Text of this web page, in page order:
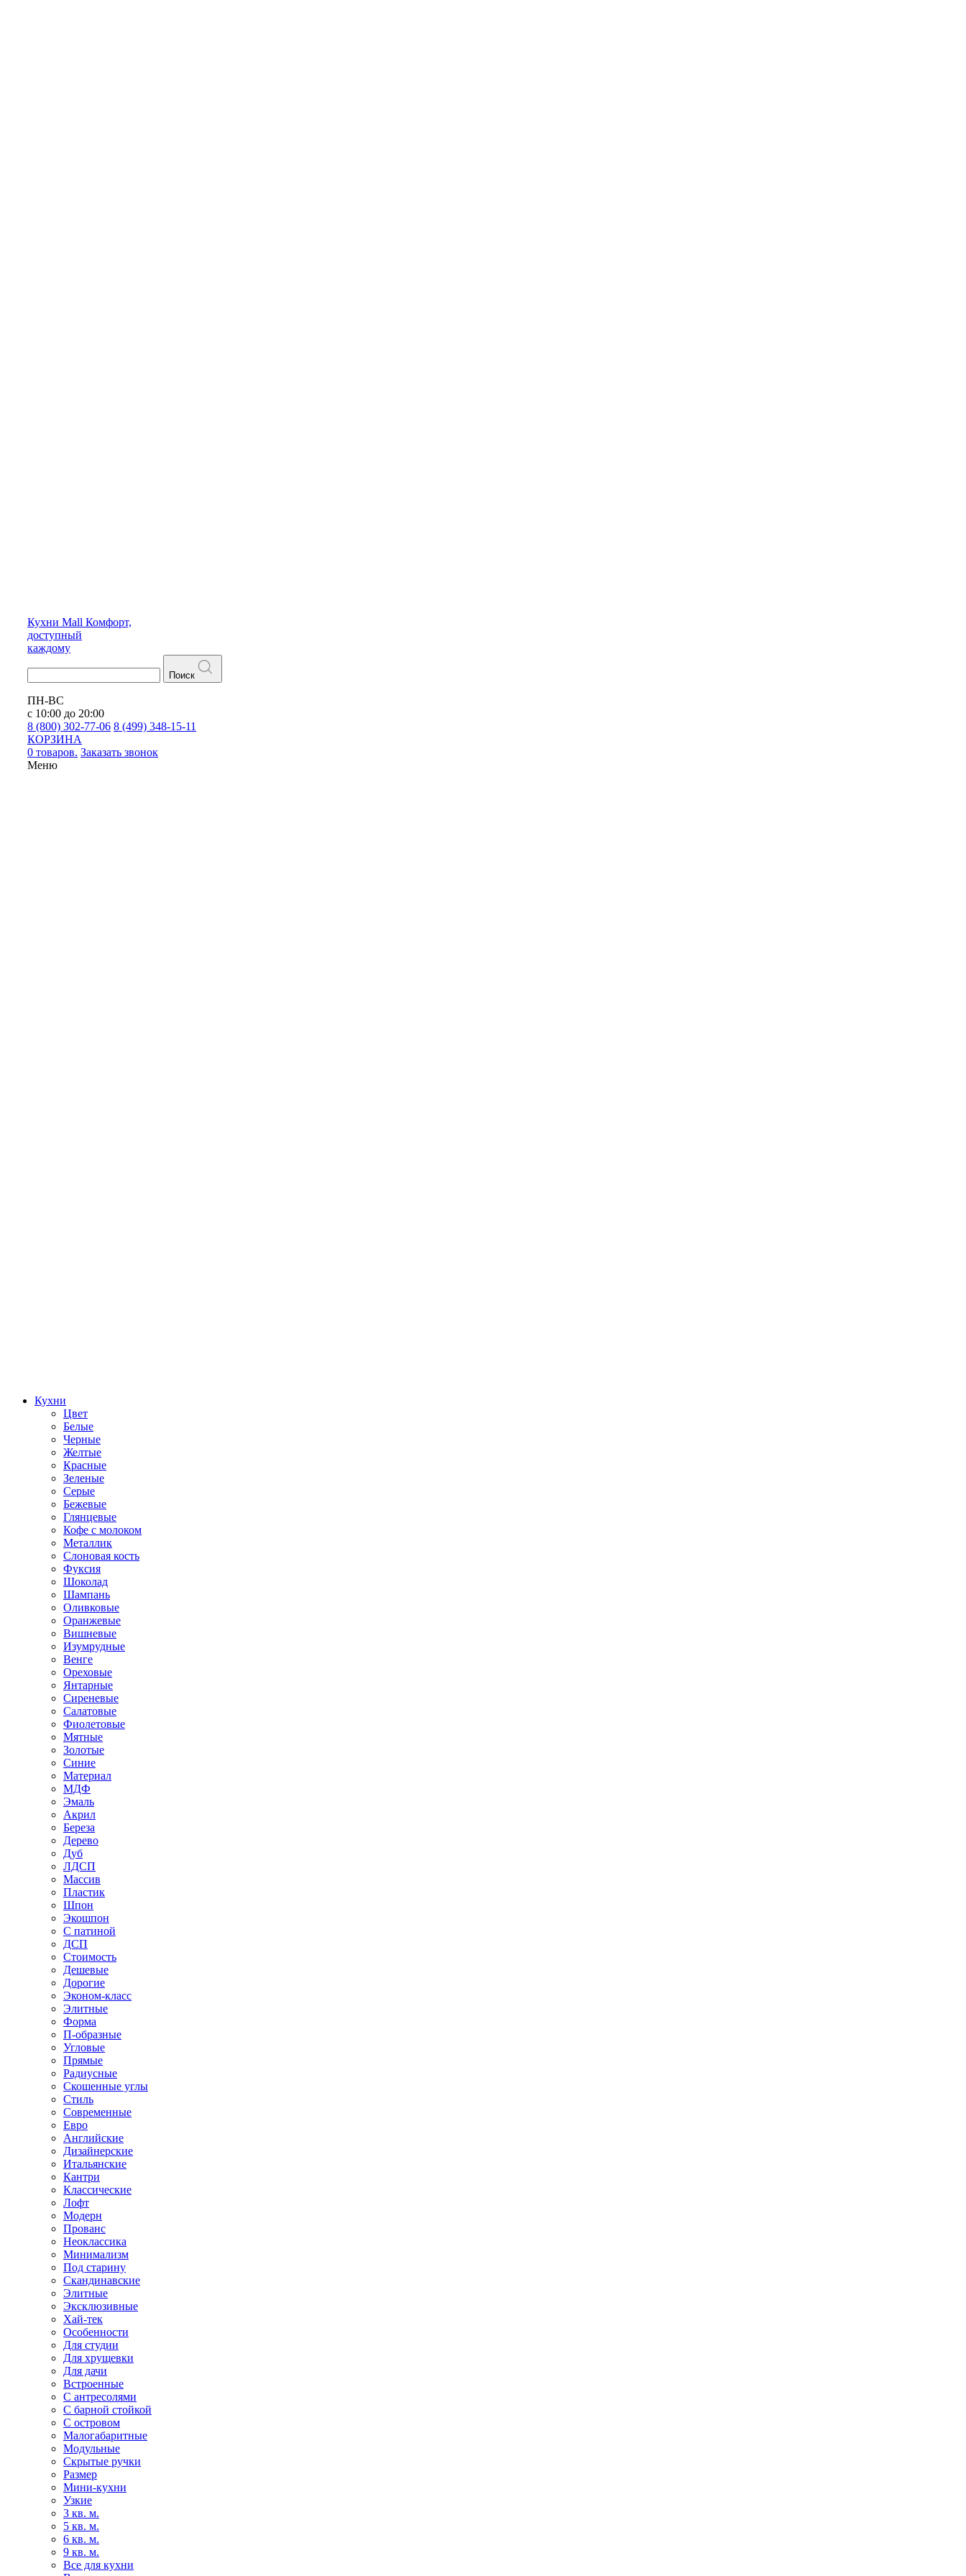
Кухни Mall Комфорт,
доступный
каждому
Поиск
ПН-ВС
с 10:00 до 20:00
8 (800) 302-77-06 8 (499) 348-15-11
КОРЗИНА
0 товаров. Заказать звонок
Меню
Кухни
Цвет
Белые
Черные
Желтые
Красные
Зеленые
Серые
Бежевые
Глянцевые
Кофе с молоком
Металлик
Слоновая кость
Фуксия
Шоколад
Шампань
Оливковые
Оранжевые
Вишневые
Изумрудные
Венге
Ореховые
Янтарные
Сиреневые
Салатовые
Фиолетовые
Мятные
Золотые
Синие
Материал
МДФ
Эмаль
Акрил
Береза
Дерево
Дуб
ЛДСП
Массив
Пластик
Шпон
Экошпон
С патиной
ДСП
Стоимость
Дешевые
Дорогие
Эконом-класс
Элитные
Форма
П-образные
Угловые
Прямые
Радиусные
Скошенные углы
Стиль
Современные
Евро
Английские
Дизайнерские
Итальянские
Кантри
Классические
Лофт
Модерн
Прованс
Неоклассика
Минимализм
Под старину
Скандинавские
Элитные
Эксклюзивные
Хай-тек
Особенности
Для студии
Для хрущевки
Для дачи
Встроенные
С антресолями
С барной стойкой
С островом
Малогабаритные
Модульные
Скрытые ручки
Размер
Мини-кухни
Узкие
3 кв. м.
5 кв. м.
6 кв. м.
9 кв. м.
Все для кухни